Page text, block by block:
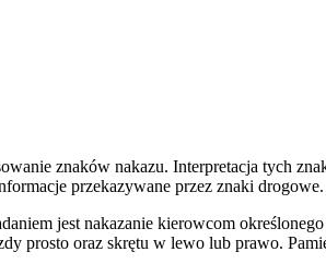
znaków nakazu. ⁤Interpretacja‍ tych
przekazywane przez ⁤znaki drogowe.
jest‌ nakazanie kierowcom
prosto⁣ oraz ⁣skrętu w lewo lub prawo.